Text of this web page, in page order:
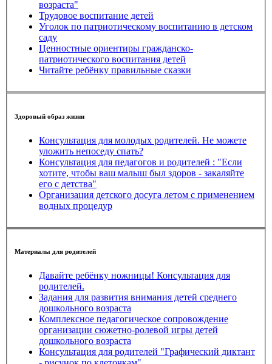
возраста"
Трудовое воспитание детей
Уголок по патриотическому воспитанию в детском
саду
Ценностные ориентиры гражданско-
патриотического воспитания детей
Читайте ребёнку правильные сказки
Здоровый образ жизни
Консультация для молодых родителей. Не можете
уложить непоседу спать?
Консультация для педагогов и родителей : "Если
хотите, чтобы ваш малыш был здоров - закаляйте
его с детства"
Организация детского досуга летом с применением
водных процедур
Материалы для родителей
Давайте ребёнку ножницы! Консультация для
родителей.
Задания для развития внимания детей среднего
дошкольного возраста
Комплексное педагогическое сопровождение
организации сюжетно-ролевой игры детей
дошкольного возраста
Консультация для родителей "Графический диктант